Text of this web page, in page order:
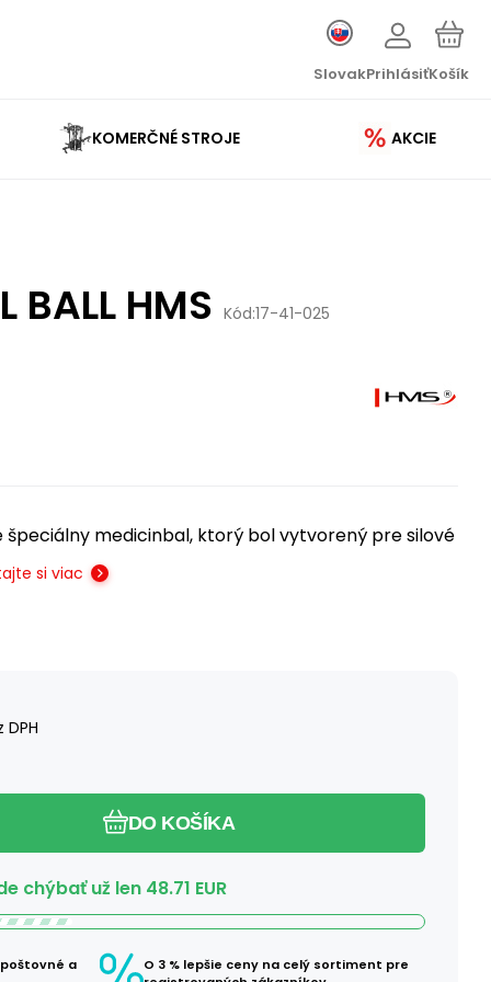
SlovakPrihlásiťKošík
KOMERČNÉ STROJE AKCIE
BALL HMS Kód:17-41-025
špeciálny medicinbal, ktorý bol vytvorený pre silové
si viac
DPH
DO KOŠÍKA
chýbať už len 48.71 EUR
a
O 3 % lepšie ceny na celý sortiment pre